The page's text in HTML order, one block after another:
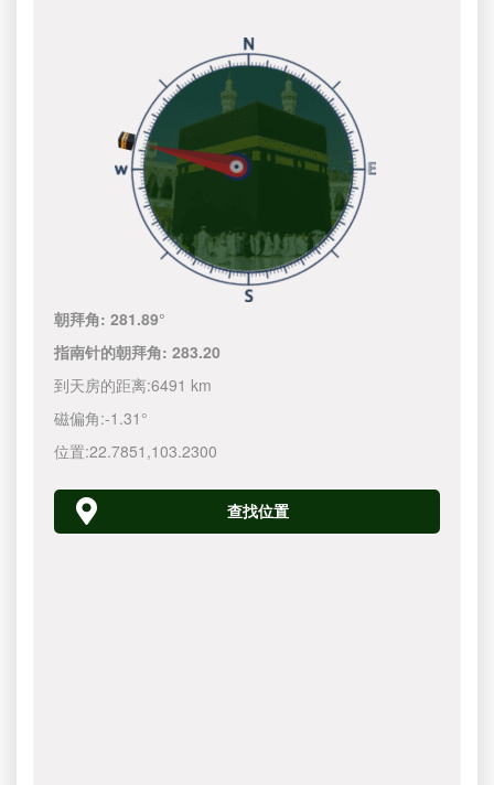
朝拜角:281.89°
指南针的朝拜角:283.20
到天房的距离:6491 km
磁偏角:-1.31°
位置:22.7851 ,103.2300
查找位置